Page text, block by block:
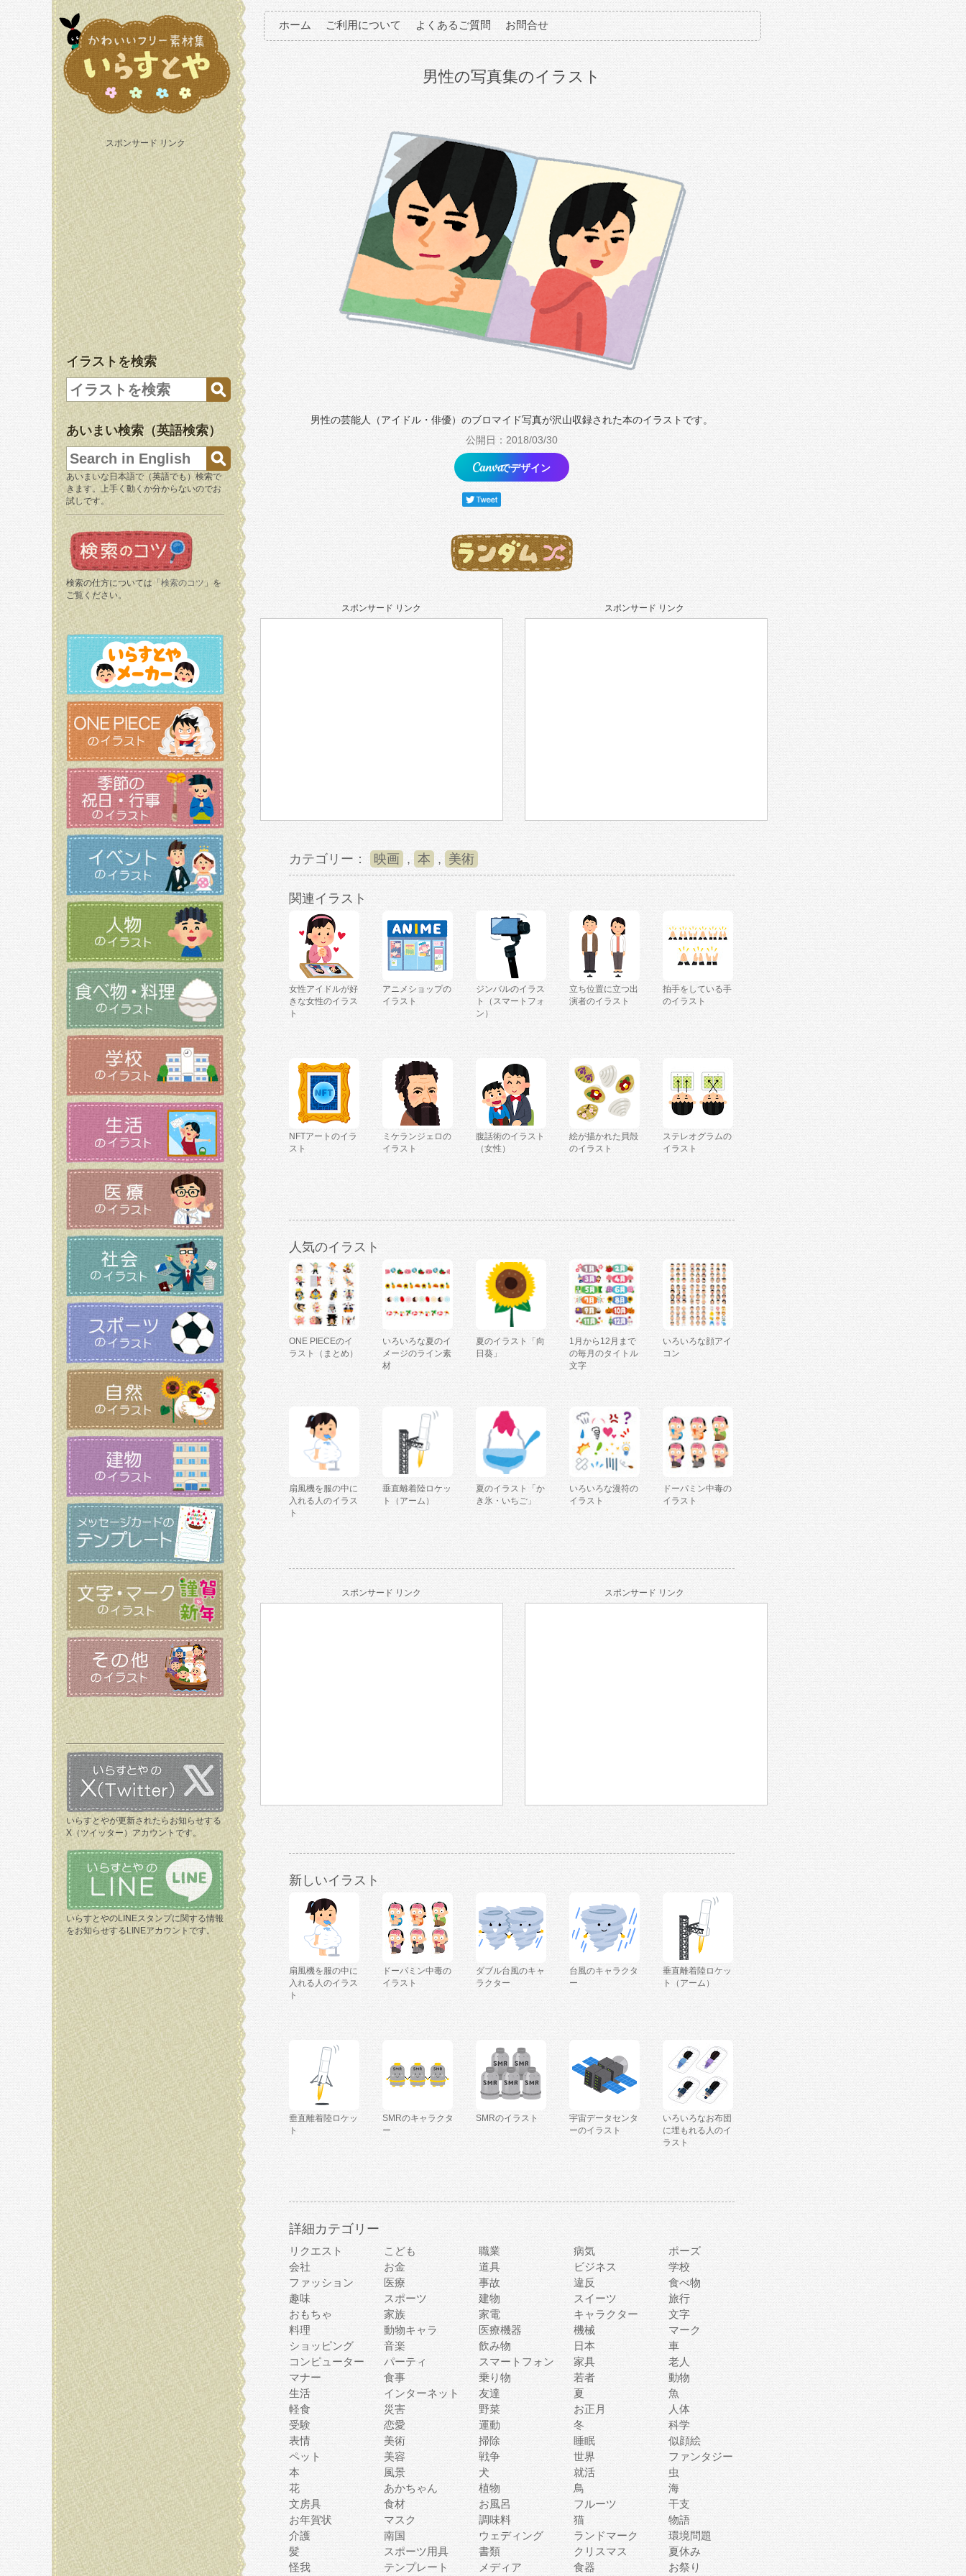
スポンサード リンク
イラストを検索
あいまい検索（英語検索）
あいまいな日本語で（英語でも）検索で
きます。上手く動くか分からないのでお
試しです。
検索の仕方については「 検索のコツ 」を
ご覧ください。
いらすとやが更新されたらお知らせする
X（ツイッター）アカウントです。
いらすとやのLINEスタンプに関する情報
をお知らせするLINEアカウントです。
ホーム ご利用について よくあるご質問 お問合せ
男性の写真集のイラスト
男性の芸能人（アイドル・俳優）のブロマイド写真が沢山収録された本のイラストです。
公開日：2018/03/30
でデザイン
スポンサード リンク スポンサード リンク
カテゴリー： 映画 , 本 , 美術
関連イラスト
女性アイドルが好
きな女性のイラス
ト
アニメショップの
イラスト
ジンバルのイラス
ト（スマートフォ
ン）
立ち位置に立つ出
演者のイラスト
拍手をしている手
のイラスト
NFTアートのイラ
スト
ミケランジェロの
イラスト
腹話術のイラスト
（女性）
絵が描かれた貝殻
のイラスト
ステレオグラムの
イラスト
人気のイラスト
ONE PIECEのイ
ラスト（まとめ）
いろいろな夏のイ
メージのライン素
材
夏のイラスト「向
日葵」
1月から12月まで
の毎月のタイトル
文字
いろいろな顔アイ
コン
扇風機を服の中に
入れる人のイラス
ト
垂直離着陸ロケッ
ト（アーム）
夏のイラスト「か
き氷・いちご」
いろいろな漫符の
イラスト
ドーパミン中毒の
イラスト
スポンサード リンク スポンサード リンク
新しいイラスト
扇風機を服の中に
入れる人のイラス
ト
ドーパミン中毒の
イラスト
ダブル台風のキャ
ラクター
台風のキャラクタ
ー
垂直離着陸ロケッ
ト（アーム）
垂直離着陸ロケッ
ト
SMRのキャラクタ
ー
SMRのイラスト
宇宙データセンタ
ーのイラスト
いろいろなお布団
に埋もれる人のイ
ラスト
詳細カテゴリー
リクエスト こども 職業 病気
ポーズ
会社
お金 道具 ビジネス
学校
ファッション
医療 事故 違反
食べ物
趣味
スポーツ 建物 スイーツ
旅行
おもちゃ
家族 家電 キャラクター
文字
料理
動物キャラ 医療機器 機械
マーク
ショッピング
音楽 飲み物 日本
車
コンピューター
パーティ スマートフォン 家具
老人
マナー
食事 乗り物 若者
動物
生活
インターネット 友達 夏
魚
軽食
災害 野菜 お正月
人体
受験
恋愛 運動 冬
科学
表情
美術 掃除 睡眠
似顔絵
ペット
美容 戦争 世界
ファンタジー
本
風景 犬 就活
虫
花
あかちゃん 植物 鳥
海
文房具
食材 お風呂 フルーツ
干支
お年賀状
マスク 調味料 猫
物語
介護
南国 ウェディング ランドマーク
環境問題
髪
スポーツ用具 書類 クリスマス
夏休み
怪我
テンプレート メディア 食器 お祭り